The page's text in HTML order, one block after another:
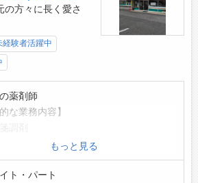
の方々に長く愛さ
経験者活躍中
薬剤師
な業務内容】
品の販売、接客
ど
もっと見る
ト・パート